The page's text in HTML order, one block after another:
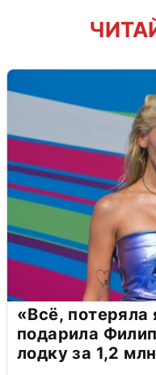
«Всё,
подарила
лодку за 1,2